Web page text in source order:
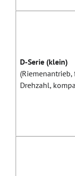
D-Serie (klein)
(Riemenantrieb,
Drehzahl,